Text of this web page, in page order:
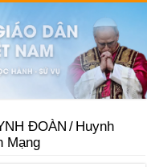
ĐOÀN / Huynh
Mạng